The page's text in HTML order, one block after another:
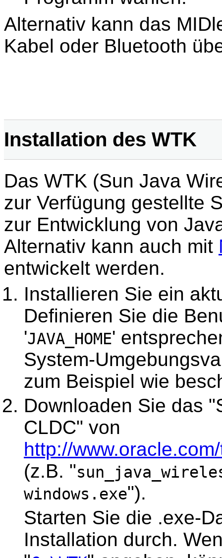
Alternativ kann das
Kabel oder Bluetooth
Installation des WTK
Das WTK (Sun Java
zur Verfügung gestellte
zur Entwicklung von
Alternativ kann auch mit
entwickelt werden.
Installieren Sie ein
Definieren Sie die
'JAVA_HOME'
System-
zum Beispiel wie
Downloaden Sie das
CLDC" von
http://
(z.B. "
windows.exe").
Starten Sie die .exe-
Installation durch.